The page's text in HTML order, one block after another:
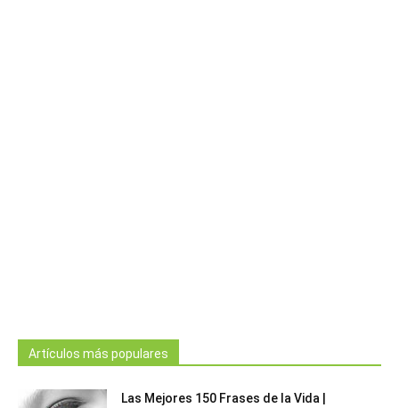
Artículos más populares
Las Mejores 150 Frases de la Vida |